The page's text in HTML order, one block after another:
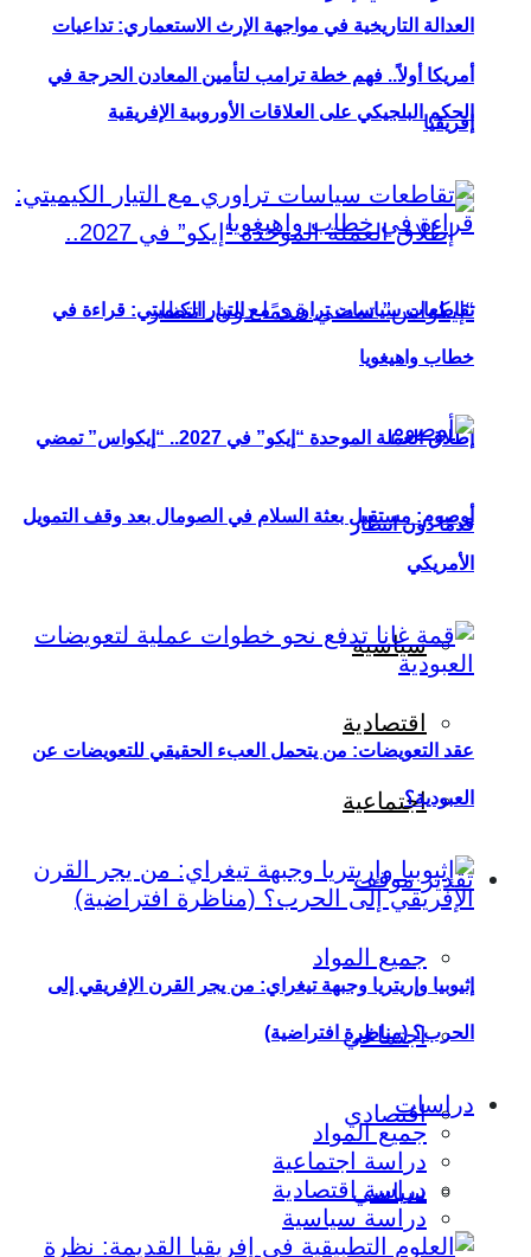
العدالة التاريخية في مواجهة الإرث الاستعماري: تداعيات
الحكم البلجيكي على العلاقات الأوروبية الإفريقية
إطلاق العملة الموحدة “إيكو” في 2027.. “إيكواس” تمضي
قدمًا دون انتظار
سياسية
اقتصادية
اجتماعية
تقدير موقف
جميع المواد
اجتماعي
اقتصادي
سياسي
أمريكا أولاً.. فهم خطة ترامب لتأمين المعادن الحرجة في
إفريقيا
تقاطعات سياسات تراوري مع التيار الكيميتي: قراءة في
خطاب واهيغويا
أوصوم: مستقبل بعثة السلام في الصومال بعد وقف التمويل
الأمريكي
عقد التعويضات: من يتحمل العبء الحقيقي للتعويضات عن
العبودية؟
إثيوبيا وإريتريا وجبهة تيغراي: من يجر القرن الإفريقي إلى
الحرب؟ (مناظرة افتراضية)
دراسات
جميع المواد
دراسة اجتماعية
دراسة اقتصادية
دراسة سياسية